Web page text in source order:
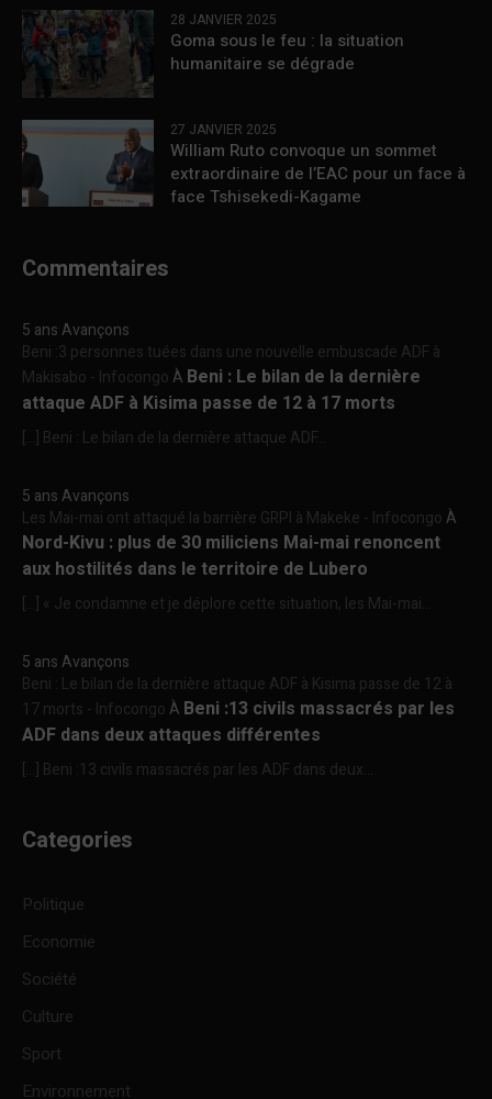
28 JANVIER 2025
Goma sous le feu : la situation
humanitaire se dégrade
27 JANVIER 2025
William Ruto convoque un sommet
extraordinaire de l’EAC pour un face à
face Tshisekedi-Kagame
Commentaires
5 ans Avançons
Beni :3 personnes tuées dans une nouvelle embuscade ADF à
Makisabo - InfocongoÀ Beni : Le bilan de la dernière
attaque ADF à Kisima passe de 12 à 17 morts
[…] Beni : Le bilan de la dernière attaque ADF...
5 ans Avançons
Les Mai-mai ont attaqué la barrière GRPI à Makeke - InfocongoÀ
Nord-Kivu : plus de 30 miliciens Mai-mai renoncent
aux hostilités dans le territoire de Lubero
[…] « Je condamne et je déplore cette situation, les Mai-mai...
5 ans Avançons
Beni : Le bilan de la dernière attaque ADF à Kisima passe de 12 à
17 morts - InfocongoÀ Beni :13 civils massacrés par les
ADF dans deux attaques différentes
[…] Beni :13 civils massacrés par les ADF dans deux...
Categories
Politique
Economie
Société
Culture
Sport
Environnement